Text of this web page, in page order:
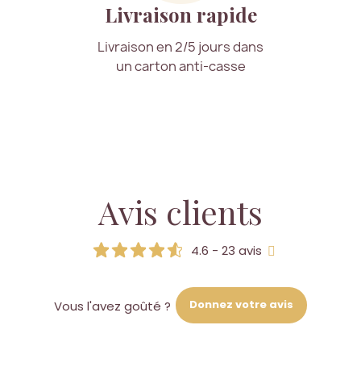
Livraison rapide
Livraison en 2/5 jours dans
un carton anti-casse
Avis clients
4.6 - 23 avis
Vous l'avez goûté ? Donnez votre avis